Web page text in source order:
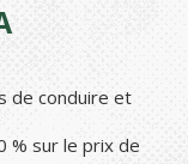
de conduire et
% sur le prix de